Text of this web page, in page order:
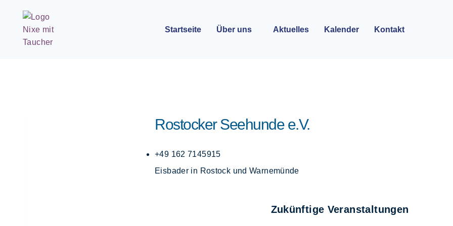
Startseite Über uns Aktuelles Kalender Kontakt
Rostocker Seehunde e.V.
+49 162 7145915
Eisbader in Rostock und Warnemünde
Zukünftige Veranstaltungen